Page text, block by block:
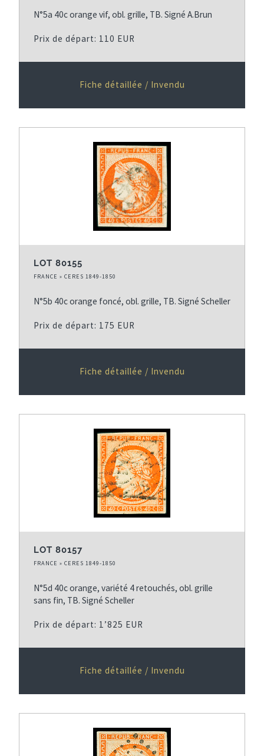
N°5a 40c orange vif, obl. grille, TB. Signé A.Brun
Prix de départ: 110 EUR
Fiche détaillée / Invendu
LOT 80155
FRANCE » CERES 1849-1850
N°5b 40c orange foncé, obl. grille, TB. Signé Scheller
Prix de départ: 175 EUR
Fiche détaillée / Invendu
LOT 80157
FRANCE » CERES 1849-1850
N°5d 40c orange, variété 4 retouchés, obl. grille
sans fin, TB. Signé Scheller
Prix de départ: 1’825 EUR
Fiche détaillée / Invendu